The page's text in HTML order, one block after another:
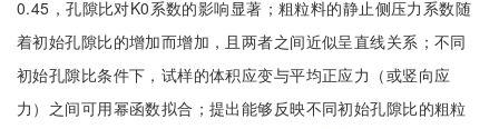
0.45，孔隙比对K0系数的影响显著；粗粒料的静止侧压力系数随
着初始孔隙比的增加而增加，且两者之间近似呈直线关系；不同
初始孔隙比条件下，试样的体积应变与平均正应力（或竖向应
力）之间可用幂函数拟合；提出能够反映不同初始孔隙比的粗粒